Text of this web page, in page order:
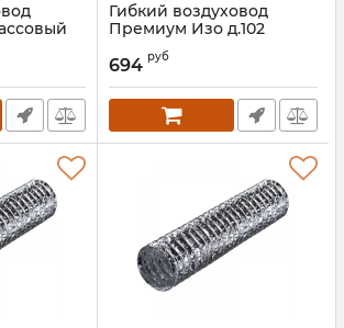
Гибкий воздуховод
Премиум Изо д.102
Артикул:
694 руб